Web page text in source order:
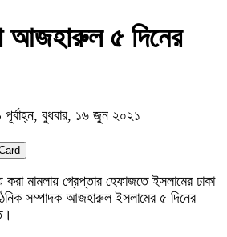
আজহারুল ৫ দিনের
বুধবার, ১৬ জুন ২০২১
করা মামলায় গ্রেপ্তার হেফাজতে ইসলামের ঢাকা
সম্পাদক আজহারুল ইসলামের ৫ দিনের